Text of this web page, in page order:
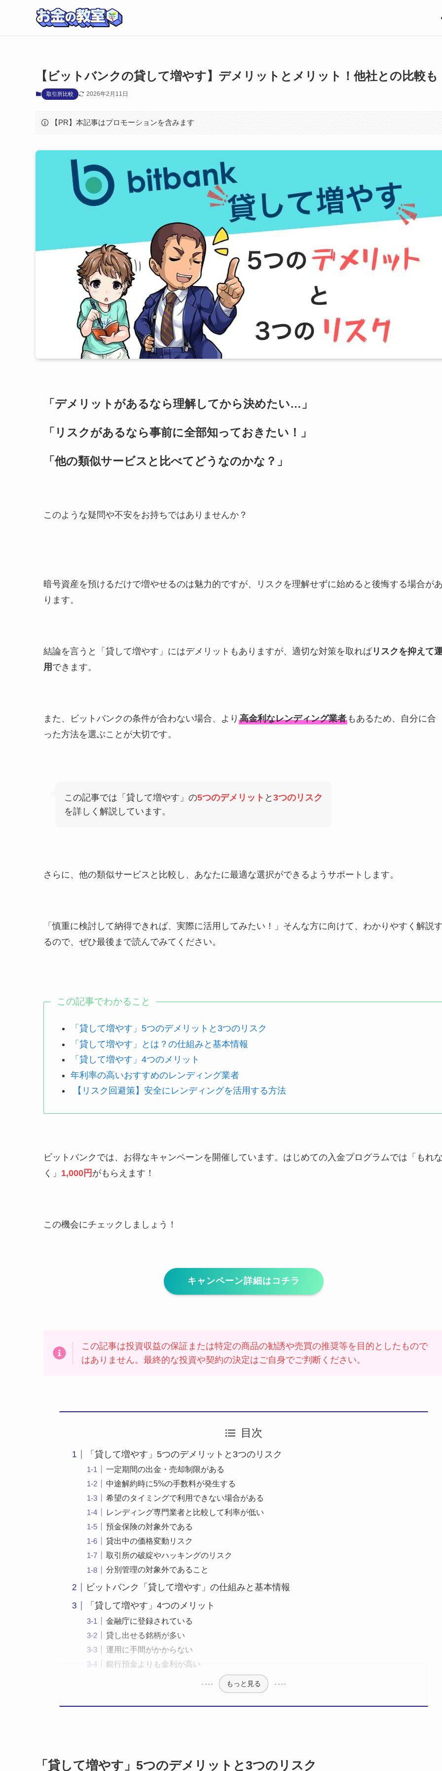
【ビットバンクの貸して増やす】デメリットとメリット！他社との比較も
取引所比較 2026年2月11日
【PR】本記事はプロモーションを含みます
「デメリットがあるなら理解してから決めたい…」
「リスクがあるなら事前に全部知っておきたい！」
「他の類似サービスと比べてどうなのかな？」
このような疑問や不安をお持ちではありませんか？
暗号資産を預けるだけで増やせるのは魅力的ですが、リスクを理解せずに始めると後悔する場合が
ります。
結論を言うと「貸して増やす」にはデメリットもありますが、適切な対策を取ればリスクを抑えて
用 できます。
また、ビットバンクの条件が合わない場合、より 高金利なレンディング業者 もあるため、自分に合
った方法を選ぶことが大切です。
この記事では「貸して増やす」の5つのデメリット と 3つのリスク
を詳しく解説しています。
さらに、他の類似サービスと比較し、あなたに最適な選択ができるようサポートします。
「慎重に検討して納得できれば、実際に活用してみたい！」そんな方に向けて、わかりやすく解説
るので、ぜひ最後まで読んでみてください。
この記事でわかること
「貸して増やす」5つのデメリットと3つのリスク
「貸して増やす」とは？の仕組みと基本情報
「貸して増やす」4つのメリット
年利率の高いおすすめのレンディング業者
【リスク回避策】安全にレンディングを活用する方法
ビットバンクでは、お得なキャンペーンを開催しています。はじめての入金プログラムでは「もれ
く」 1,000円 がもらえます！
この機会にチェックしましょう！
キャンペーン詳細はコチラ
この記事は投資収益の保証または特定の商品の勧誘や売買の推奨等を目的としたもので
はありません。最終的な投資や契約の決定はご自身でご判断ください。
目次
「貸して増やす」5つのデメリットと3つのリスク
一定期間の出金・売却制限がある
中途解約時に5%の手数料が発生する
希望のタイミングで利用できない場合がある
レンディング専門業者と比較して利率が低い
預金保険の対象外である
貸出中の価格変動リスク
取引所の破綻やハッキングのリスク
分別管理の対象外であること
ビットバンク「貸して増やす」の仕組みと基本情報
「貸して増やす」4つのメリット
金融庁に登録されている
貸し出せる銘柄が多い
運用に手間がかからない
銀行預金よりも金利が高い
もっと見る
「貸して増やす」5つのデメリットと3つのリスク